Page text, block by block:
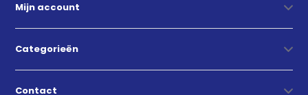
Mijn account
Categorieën
Contact